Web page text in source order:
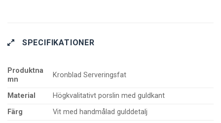
SPECIFIKATIONER
Produktna
mn
Kronblad Serveringsfat
Material
Högkvalitativt porslin med guldkant
Färg
Vit med handmålad gulddetalj